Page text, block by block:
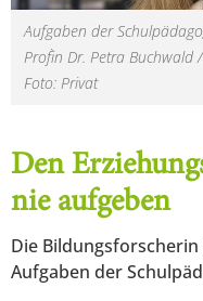
Aufgaben der
Prof`in Dr. Petra
Foto: Privat
Den
nie aufgeben
Die
Aufgaben der